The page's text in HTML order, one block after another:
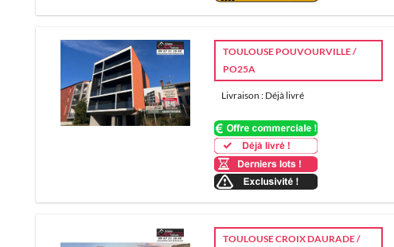
TOULOUSE POUVOURVILLE /
PO25A
Livraison : Déjà livré
TOULOUSE CROIX DAURADE /